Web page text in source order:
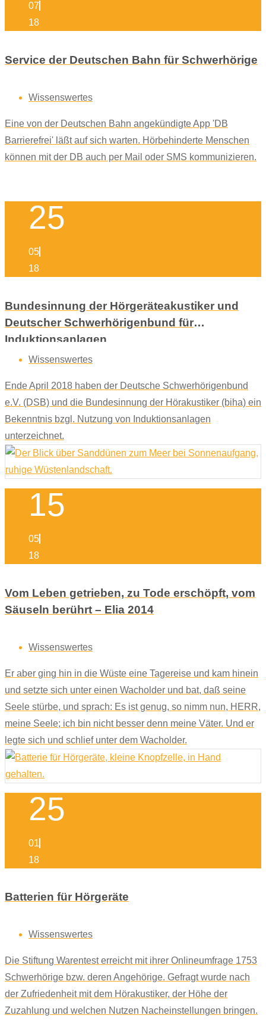
07
18
Service der Deutschen Bahn für Schwerhörige
Wissenswertes
Eine von der Deutschen Bahn angekündigte App 'DB
Barrierefrei' läßt auf sich warten. Hörbehinderte Menschen
können mit der DB auch per Mail oder SMS kommunizieren.
25
05
18
Bundesinnung der Hörgeräteakustiker und
Deutscher Schwerhörigenbund für
Induktionsanlagen
Wissenswertes
Ende April 2018 haben der Deutsche Schwerhörigenbund
e.V. (DSB) und die Bundesinnung der Hörakustiker (biha) ein
Bekenntnis bzgl. Nutzung von Induktionsanlagen
unterzeichnet.
15
05
18
Vom Leben getrieben, zu Tode erschöpft, vom
Säuseln berührt – Elia 2014
Wissenswertes
Er aber ging hin in die Wüste eine Tagereise und kam hinein
und setzte sich unter einen Wacholder und bat, daß seine
Seele stürbe, und sprach: Es ist genug, so nimm nun, HERR,
meine Seele; ich bin nicht besser denn meine Väter. Und er
legte sich und schlief unter dem Wacholder.
25
01
18
Batterien für Hörgeräte
Wissenswertes
Die Stiftung Warentest erreicht mit ihrer Onlineumfrage 1753
Schwerhörige bzw. deren Angehörige. Gefragt wurde nach
der Zufriedenheit mit dem Hörakustiker, der Höhe der
Zuzahlung und welchen Nutzen Nacheinstellungen bringen.